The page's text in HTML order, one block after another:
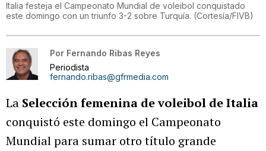
Italia festeja el Campeonato Mundial de voleibol conquistado
este domingo con un triunfo 3-2 sobre Turquía. (Cortesía/FIVB)
Por Fernando Ribas Reyes
Periodista
fernando.ribas@gfrmedia.com
La Selección femenina de voleibol de Italia
conquistó este domingo el Campeonato
Mundial para sumar otro título grande